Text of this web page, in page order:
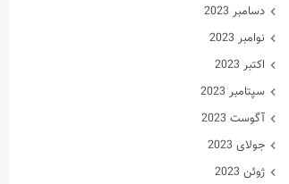
دسامبر 2023
نوامبر 2023
اکتبر 2023
سپتامبر 2023
آگوست 2023
جولای 2023
ژوئن 2023